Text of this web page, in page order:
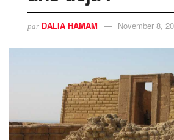
par DALIA HAMAM November 8,